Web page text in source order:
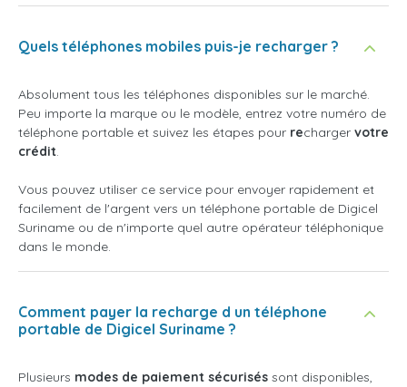
Quels téléphones mobiles puis-je recharger ?
Absolument tous les téléphones disponibles sur le marché.
Peu importe la marque ou le modèle, entrez votre numéro de
téléphone portable et suivez les étapes pour recharger votre
crédit.
Vous pouvez utiliser ce service pour envoyer rapidement et
facilement de l'argent vers un téléphone portable de Digicel
Suriname ou de n'importe quel autre opérateur téléphonique
dans le monde.
Comment payer la recharge d un téléphone
portable de Digicel Suriname ?
Plusieurs modes de paiement sécurisés sont disponibles,